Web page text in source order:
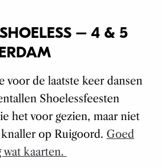
– 4 & 5
voor de laatste keer dansen
Shoelessfeesten
het voor gezien, maar niet
op Ruigoord. Goed
kaarten.